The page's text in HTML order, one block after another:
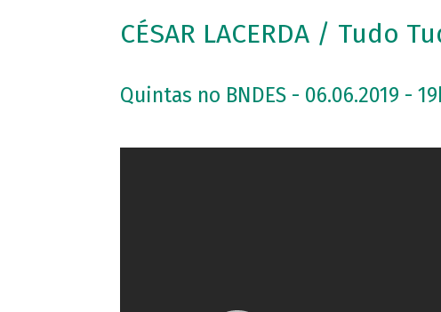
CÉSAR LACERDA / Tudo
Quintas no BNDES - 06.06.2019 -